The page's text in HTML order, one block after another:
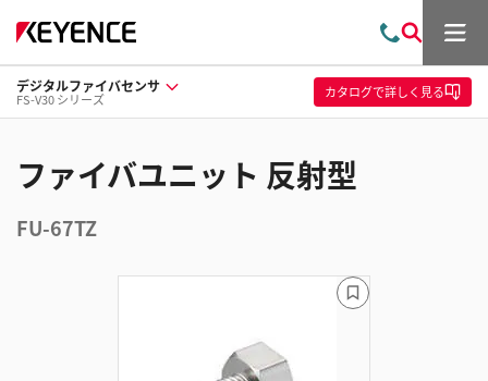
問
い
合
わ
索
メ
ュ
ー
デジタルファイバセンサ
FS-V30 シリーズ カタログで詳しく見る
ファイバユニット 反射型
FU-67TZ
ブ
ッ